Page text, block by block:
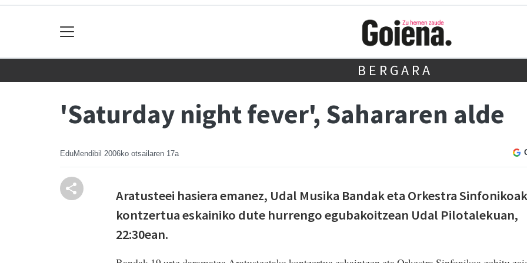
BERGARA
'Saturday night fever', Sahararen alde
EduMendibil 2006ko otsailaren 17a
Aratusteei hasiera emanez, Udal Musika Bandak eta Orkestra Sinfonikoak
kontzertua eskainiko dute hurrengo egubakoitzean Udal Pilotalekuan,
22:30ean.